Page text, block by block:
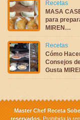
Recetas
MASA
para
MIREN…
Recetas
Cómo
Consejos
Gusta
Master Chef Receta
reservados. Prohibida la